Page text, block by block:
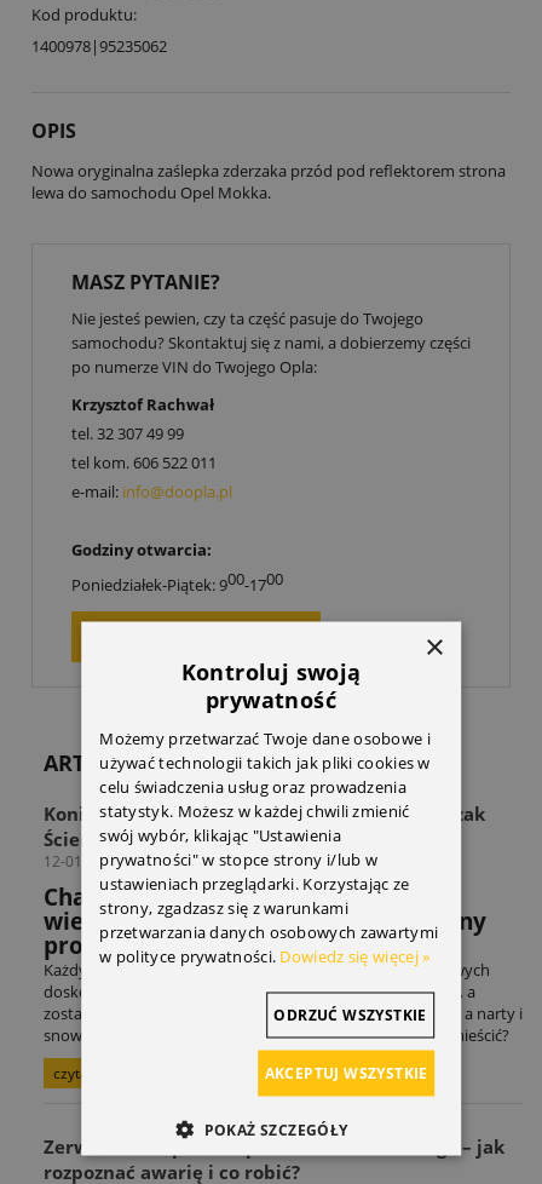
Kod produktu:
1400978|95235062
OPIS
Nowa oryginalna zaślepka zderzaka przód pod reflektorem strona
lewa do samochodu Opel Mokka.
MASZ PYTANIE?
Nie jesteś pewien, czy ta część pasuje do Twojego
samochodu? Skontaktuj się z nami, a dobierzemy części
po numerze VIN do Twojego Opla:
Krzysztof Rachwał
tel.32 307 49 99
tel kom.606 522 011
e-mail: info@doopla.pl
Godziny otwarcia:
Poniedziałek-Piątek: 900-1700
ARTYKUŁY
Koniec z zagraconą przestrzenią! Odkryj Wieszak
Ścienny THULE Wall Hanger
12-01-2026
Chaos w strefie sprzętu? Sprawdź jak
wieszak THULE rozwiązuje powszechny
problem miłośników sportów.
Każdy entuzjasta sportów rowerowych czy sportów zimowych
doskonale zna ten scenariusz: adrenalina po treningu mija, a
zostaje problem logistyczny. Rower czeka na kolejną trasę, a narty i
snowboard na zimowe szaleństwo. Gdzie to wszystko pomieścić?
czytaj całość »
Zerwane koło pasowe paska wielorowkowego – jak
rozpoznać awarię i co robić?
×
Kontroluj swoją
prywatność
Możemy przetwarzać Twoje dane osobowe i
używać technologii takich jak pliki cookies w
celu świadczenia usług oraz prowadzenia
statystyk. Możesz w każdej chwili zmienić
swój wybór, klikając "Ustawienia
prywatności" w stopce strony i/lub w
ustawieniach przeglądarki. Korzystając ze
strony, zgadzasz się z warunkami
przetwarzania danych osobowych zawartymi
w polityce prywatności. Dowiedz się więcej »
AKCEPTUJ WSZYSTKIE
ODRZUĆ WSZYSTKIE
POKAŻ SZCZEGÓŁY